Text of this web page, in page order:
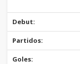
Debut:
Partidos:
Goles: